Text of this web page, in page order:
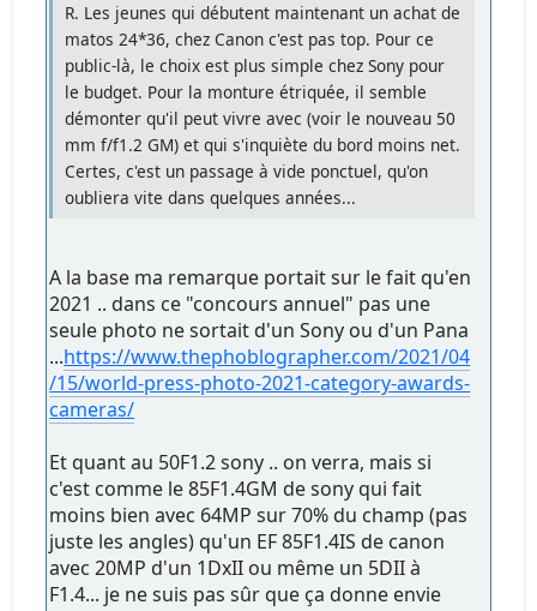
R. Les jeunes qui débutent maintenant un achat de
matos 24*36, chez Canon c'est pas top. Pour ce
public-là, le choix est plus simple chez Sony pour
le budget. Pour la monture étriquée, il semble
démonter qu'il peut vivre avec (voir le nouveau 50
mm f/f1.2 GM) et qui s'inquiète du bord moins net.
Certes, c'est un passage à vide ponctuel, qu'on
oubliera vite dans quelques années...
A la base ma remarque portait sur le fait qu'en
2021 .. dans ce "concours annuel" pas une
seule photo ne sortait d'un Sony ou d'un Pana
...https://www.thephoblographer.com/2021/04
/15/world-press-photo-2021-category-awards-
cameras/
Et quant au 50F1.2 sony .. on verra, mais si
c'est comme le 85F1.4GM de sony qui fait
moins bien avec 64MP sur 70% du champ (pas
juste les angles) qu'un EF 85F1.4IS de canon
avec 20MP d'un 1DxII ou même un 5DII à
F1.4... je ne suis pas sûr que ça donne envie